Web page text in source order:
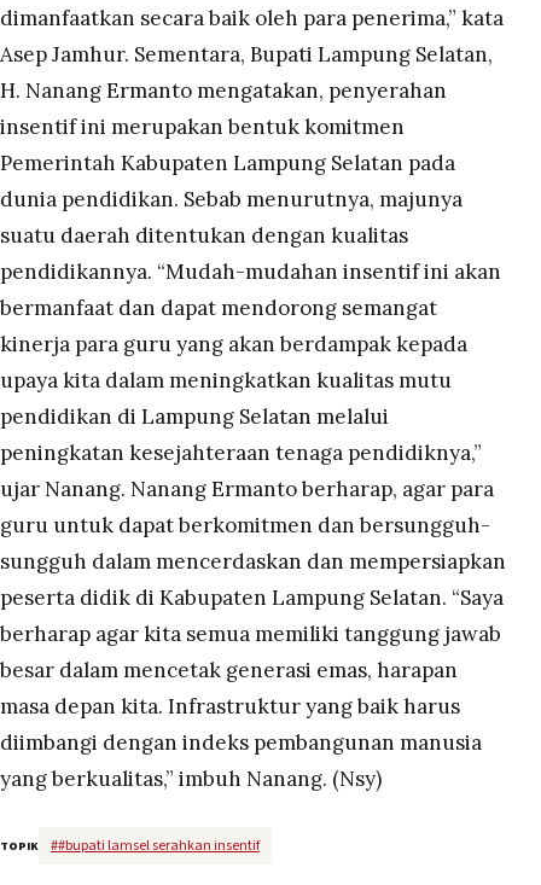
dimanfaatkan secara baik oleh para penerima,” kata
Asep Jamhur. Sementara, Bupati Lampung Selatan,
H. Nanang Ermanto mengatakan, penyerahan
insentif ini merupakan bentuk komitmen
Pemerintah Kabupaten Lampung Selatan pada
dunia pendidikan. Sebab menurutnya, majunya
suatu daerah ditentukan dengan kualitas
pendidikannya. “Mudah-mudahan insentif ini akan
bermanfaat dan dapat mendorong semangat
kinerja para guru yang akan berdampak kepada
upaya kita dalam meningkatkan kualitas mutu
pendidikan di Lampung Selatan melalui
peningkatan kesejahteraan tenaga pendidiknya,”
ujar Nanang. Nanang Ermanto berharap, agar para
guru untuk dapat berkomitmen dan bersungguh-
sungguh dalam mencerdaskan dan mempersiapkan
peserta didik di Kabupaten Lampung Selatan. “Saya
berharap agar kita semua memiliki tanggung jawab
besar dalam mencetak generasi emas, harapan
masa depan kita. Infrastruktur yang baik harus
diimbangi dengan indeks pembangunan manusia
yang berkualitas,” imbuh Nanang. (Nsy)
TOPIK ##bupati lamsel serahkan insentif